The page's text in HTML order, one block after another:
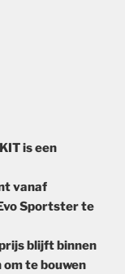
is een
vanaf
Sportster te
blijft binnen
om te bouwen